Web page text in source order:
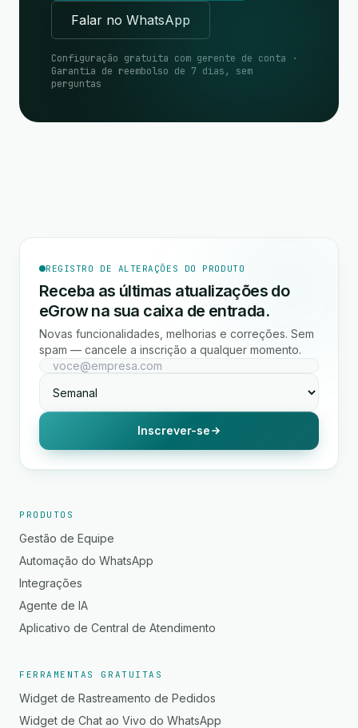
Falar no WhatsApp
Configuração gratuita com gerente de conta ·
Garantia de reembolso de 7 dias, sem
perguntas
REGISTRO DE ALTERAÇÕES DO PRODUTO
Receba as últimas atualizações do
eGrow na sua caixa de entrada.
Novas funcionalidades, melhorias e correções. Sem
spam — cancele a inscrição a qualquer momento.
Inscrever-se
PRODUTOS
Gestão de Equipe
Automação do WhatsApp
Integrações
Agente de IA
Aplicativo de Central de Atendimento
FERRAMENTAS GRATUITAS
Widget de Rastreamento de Pedidos
Widget de Chat ao Vivo do WhatsApp